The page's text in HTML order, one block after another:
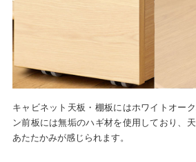
キャビネット天板・棚板にはホワイトオー
ン前板には無垢のハギ材を使用しており、
あたたかみが感じられます。